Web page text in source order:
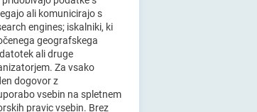
ali komunicirajo s
engines; iskalniki, ki
geografskega
ali druge
Za vsako
dogovor z
vsebin na spletnem
pravic vsebin. Brez